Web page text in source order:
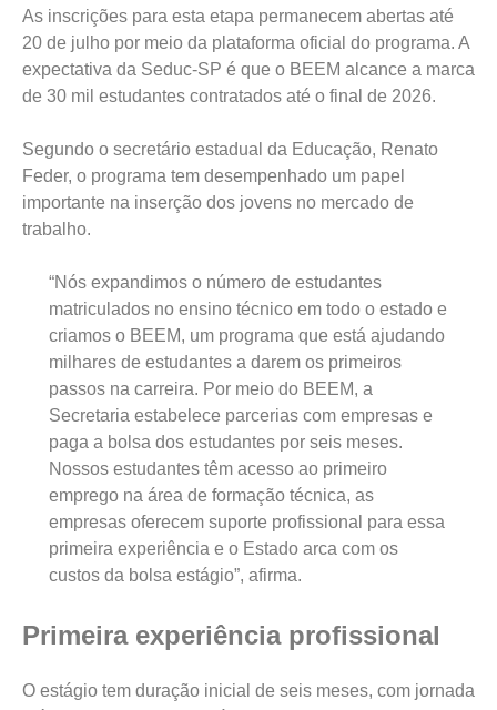
As inscrições para esta etapa permanecem abertas até
20 de julho por meio da plataforma oficial do programa. A
expectativa da Seduc-SP é que o BEEM alcance a marca
de 30 mil estudantes contratados até o final de 2026.
Segundo o secretário estadual da Educação, Renato
Feder, o programa tem desempenhado um papel
importante na inserção dos jovens no mercado de
trabalho.
“Nós expandimos o número de estudantes
matriculados no ensino técnico em todo o estado e
criamos o BEEM, um programa que está ajudando
milhares de estudantes a darem os primeiros
passos na carreira. Por meio do BEEM, a
Secretaria estabelece parcerias com empresas e
paga a bolsa dos estudantes por seis meses.
Nossos estudantes têm acesso ao primeiro
emprego na área de formação técnica, as
empresas oferecem suporte profissional para essa
primeira experiência e o Estado arca com os
custos da bolsa estágio”, afirma.
Primeira experiência profissional
O estágio tem duração inicial de seis meses, com jornada